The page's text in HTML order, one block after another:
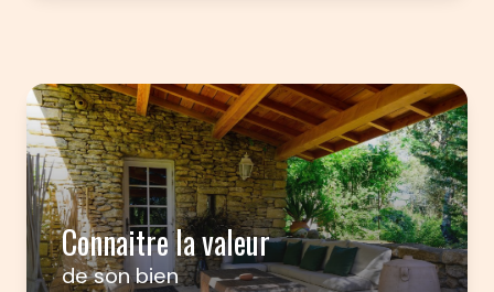
Connaitre la valeur
de son bien